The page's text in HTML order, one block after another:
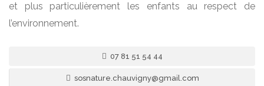
et plus particulièrement les enfants au respect de
l’environnement.
07 81 51 54 44
sosnature.chauvigny@gmail.com